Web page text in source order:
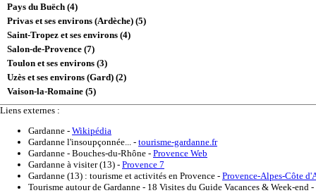
Pays du Buëch (4)
Privas et ses environs (Ardèche) (5)
Saint-Tropez et ses environs (4)
Salon-de-Provence (7)
Toulon et ses environs (3)
Uzès et ses environs (Gard) (2)
Vaison-la-Romaine (5)
Liens externes :
Gardanne - Wikipédia
Gardanne l'insoupçonnée... - tourisme-gardanne.fr
Gardanne - Bouches-du-Rhône - Provence Web
Gardanne à visiter (13) - Provence 7
Gardanne (13) : tourisme et activités en Provence - Provence-Alpes-Côte
Tourisme autour de Gardanne - 18 Visites du Guide Vacances & Week-end -